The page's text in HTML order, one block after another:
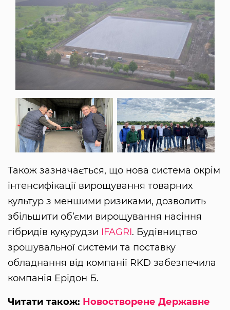
Також зазначається, що нова система окрім
інтенсифікації вирощування товарних
культур з меншими ризиками, дозволить
збільшити об’єми вирощування насіння
гібридів кукурудзи IFAGRI. Будівництво
зрошувальної системи та поставку
обладнання від компанії RKD забезпечила
компанія Ерідон Б.
Читати також: Новостворене Державне